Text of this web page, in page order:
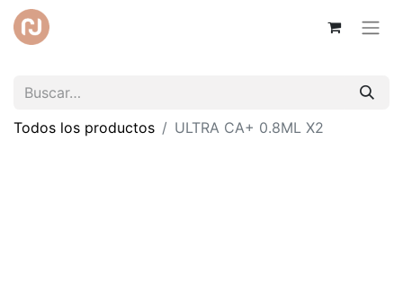
Todos los productos ULTRA CA+ 0.8ML X2